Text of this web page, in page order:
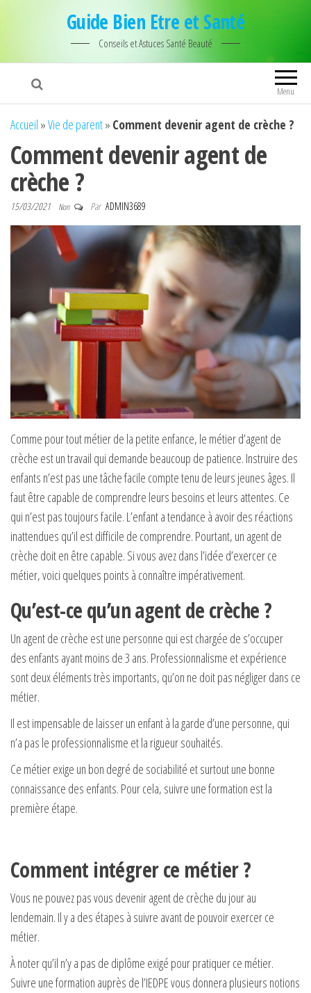
Guide Bien Etre et Santé
Conseils et Astuces Santé Beauté
Menu
Accueil »Vie de parent» Comment devenir agent de crèche ?
Comment devenir agent de
crèche ?
15/03/2021 Non Par ADMIN3689
Comme pour tout métier de la petite enfance, le métier d’agent de
crèche est un travail qui demande beaucoup de patience. Instruire des
enfants n’est pas une tâche facile compte tenu de leurs jeunes âges. Il
faut être capable de comprendre leurs besoins et leurs attentes. Ce
qui n’est pas toujours facile. L’enfant a tendance à avoir des réactions
inattendues qu’il est difficile de comprendre. Pourtant, un agent de
crèche doit en être capable. Si vous avez dans l’idée d’exercer ce
métier, voici quelques points à connaître impérativement.
Qu’est-ce qu’un agent de crèche ?
Un agent de crèche est une personne qui est chargée de s’occuper
des enfants ayant moins de 3 ans. Professionnalisme et expérience
sont deux éléments très importants, qu’on ne doit pas négliger dans ce
métier.
Il est impensable de laisser un enfant à la garde d’une personne, qui
n’a pas le professionnalisme et la rigueur souhaités.
Ce métier exige un bon degré de sociabilité et surtout une bonne
connaissance des enfants. Pour cela, suivre une formation est la
première étape.
Comment intégrer ce métier ?
Vous ne pouvez pas vous devenir agent de crèche du jour au
lendemain. Il y a des étapes à suivre avant de pouvoir exercer ce
métier.
À noter qu’il n’y a pas de diplôme exigé pour pratiquer ce métier.
Suivre une formation auprès de l’IEDPE vous donnera plusieurs notions